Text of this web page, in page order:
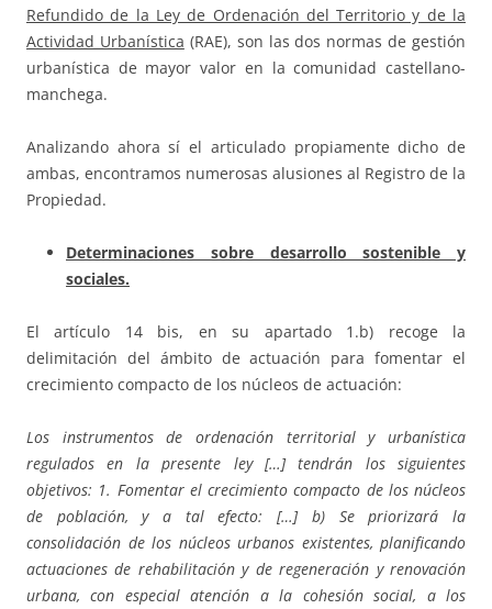
Refundido de la Ley de Ordenación del Territorio y de la
Actividad Urbanística (RAE), son las dos normas de gestión
urbanística de mayor valor en la comunidad castellano-
manchega.
Analizando ahora sí el articulado propiamente dicho de
ambas, encontramos numerosas alusiones al Registro de la
Propiedad.
Determinaciones sobre desarrollo sostenible y
sociales.
El artículo 14 bis, en su apartado 1.b) recoge la
delimitación del ámbito de actuación para fomentar el
crecimiento compacto de los núcleos de actuación:
Los instrumentos de ordenación territorial y urbanística
regulados en la presente ley […] tendrán los siguientes
objetivos: 1. Fomentar el crecimiento compacto de los núcleos
de población, y a tal efecto: […] b) Se priorizará la
consolidación de los núcleos urbanos existentes, planificando
actuaciones de rehabilitación y de regeneración y renovación
urbana, con especial atención a la cohesión social, a los